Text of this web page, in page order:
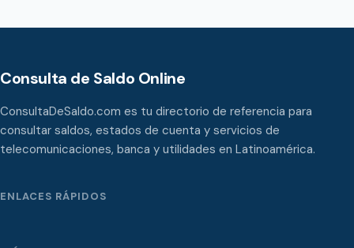
Consulta de Saldo Online
ConsultaDeSaldo.com es tu directorio de referencia para
consultar saldos, estados de cuenta y servicios de
telecomunicaciones, banca y utilidades en Latinoamérica.
ENLACES RÁPIDOS